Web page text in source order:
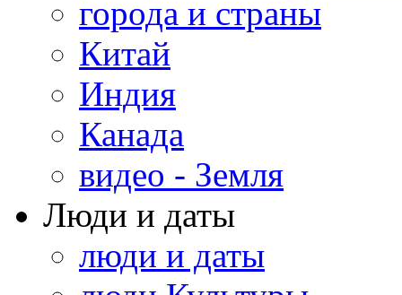
города и страны
Китай
Индия
Канада
видео - Земля
Люди и даты
люди и даты